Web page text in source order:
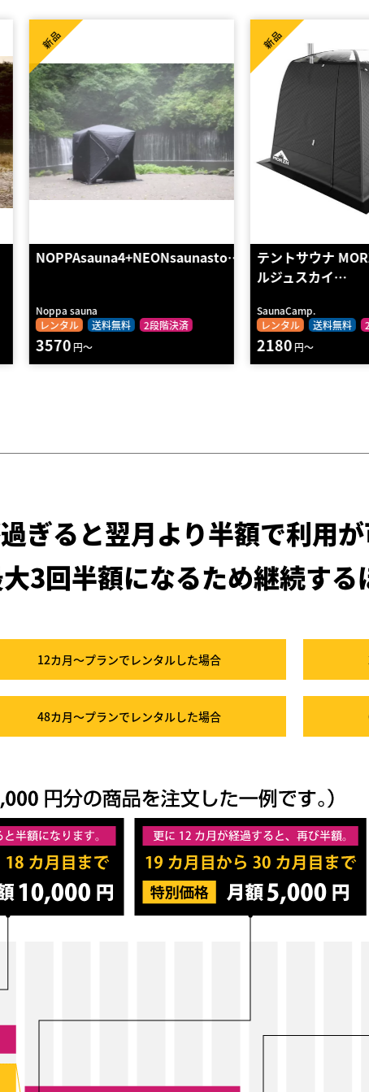
テントサウナ MORZH SKY（モ
SaunaCamp.
レンタル
送料無料 2段階決済
新品
2180円～
テントサウナ
薪ス…
GYM CLOUD
レンタル
2段階決済
中古品
2080円～
ぎると翌月より半額で利用が
3回半額になるため継続する
12カ月～プランでレンタルした場合
48カ月～プランでレンタルした場合